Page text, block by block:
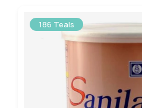
186 Teals